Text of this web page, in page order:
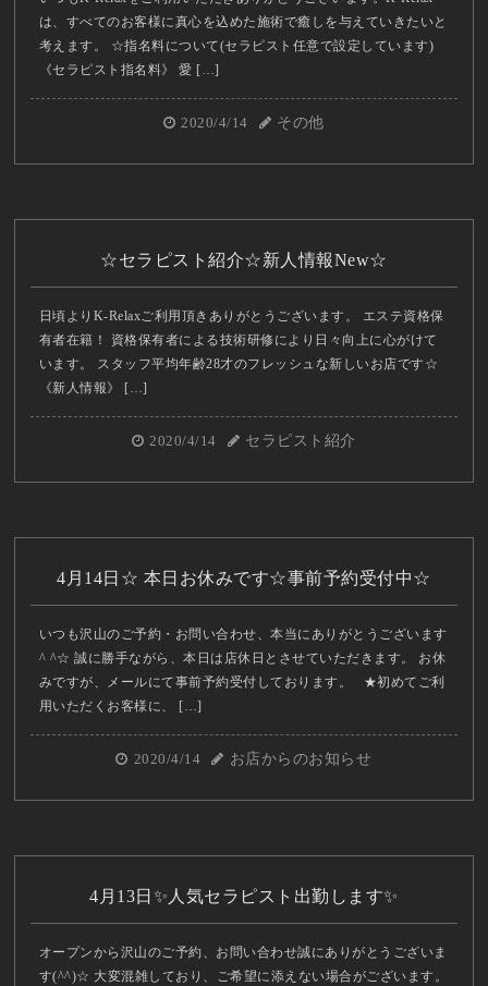
は、すべてのお客様に真心を込めた施術で癒しを与えていきたいと
考えます。 ☆指名料について(セラピスト任意で設定しています)
《セラピスト指名料》 愛 […]
2020/4/14 その他
☆セラピスト紹介☆新人情報New☆
日頃よりK-Relaxご利用頂きありがとうございます。 エステ資格保
有者在籍！ 資格保有者による技術研修により日々向上に心がけて
います。 スタッフ平均年齢28才のフレッシュな新しいお店です☆
《新人情報》 […]
2020/4/14 セラピスト紹介
4月14日☆ 本日お休みです☆事前予約受付中☆
いつも沢山のご予約・お問い合わせ、本当にありがとうございます
^ ^☆ 誠に勝手ながら、本日は店休日とさせていただきます。 お休
みですが、メールにて事前予約受付しております。 ★初めてご利
用いただくお客様に、 […]
2020/4/14 お店からのお知らせ
4月13日✨人気セラピスト出勤します✨
オープンから沢山のご予約、お問い合わせ誠にありがとうございま
す(^^)☆ 大変混雑しており、ご希望に添えない場合がございます。